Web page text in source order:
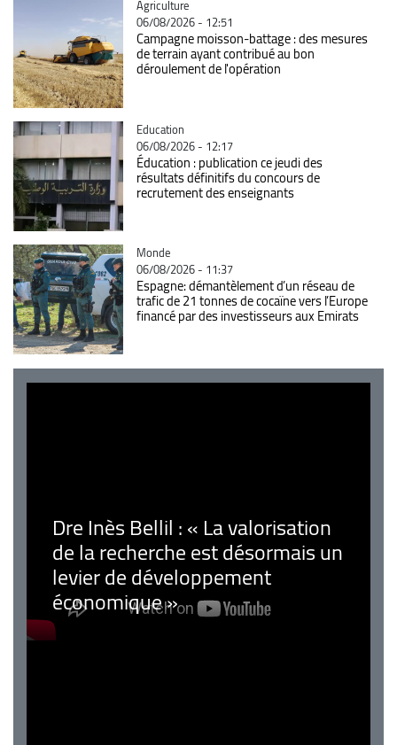
Catégorie
Agriculture
06/08/2026 - 12:51
Campagne moisson-battage : des mesures
de terrain ayant contribué au bon
déroulement de l'opération
Catégorie
Education
06/08/2026 - 12:17
Éducation : publication ce jeudi des
résultats définitifs du concours de
recrutement des enseignants
Catégorie
Monde
06/08/2026 - 11:37
Espagne: démantèlement d’un réseau de
trafic de 21 tonnes de cocaïne vers l’Europe
financé par des investisseurs aux Emirats
Dre Inès Bellil : « La valorisation
de la recherche est désormais un
levier de développement
économique »